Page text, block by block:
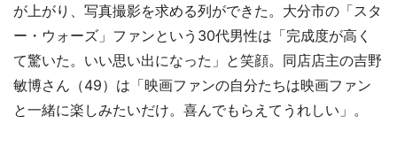
が上がり、写真撮影を求める列ができた。大分市の「スタ
ー・ウォーズ」ファンという30代男性は「完成度が高く
て驚いた。いい思い出になった」と笑顔。同店店主の吉野
敏博さん（49）は「映画ファンの自分たちは映画ファン
と一緒に楽しみたいだけ。喜んでもらえてうれしい」。